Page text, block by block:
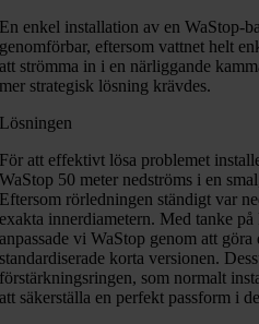
En enkel installation av en WaStop-
genomförbar, eftersom vattnet helt
att strömma in i en närliggande
mer strategisk lösning krävdes.
Lösningen
För att effektivt lösa problemet
WaStop 50 meter nedströms i en
Eftersom rörledningen ständigt var
exakta innerdiametern. Med tanke
anpassade vi WaStop genom att
standardiserade korta versionen.
förstärkningsringen, som normalt
att säkerställa en perfekt passform i